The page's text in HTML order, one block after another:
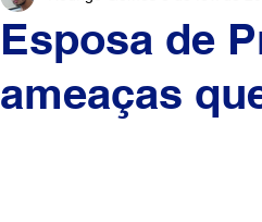
Esposa de
ameaças